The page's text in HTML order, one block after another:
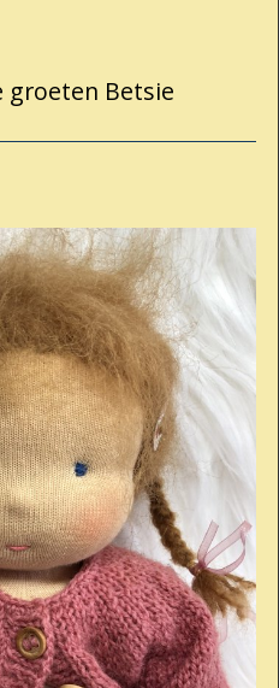
groeten Betsie